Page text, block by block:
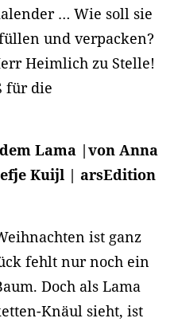
… Wie soll sie
und verpacken?
Heimlich zu Stelle!
für die
Lama |von Anna
Kuijl | arsEdition
ist ganz
fehlt nur noch ein
Doch als Lama
Knäul sieht, ist